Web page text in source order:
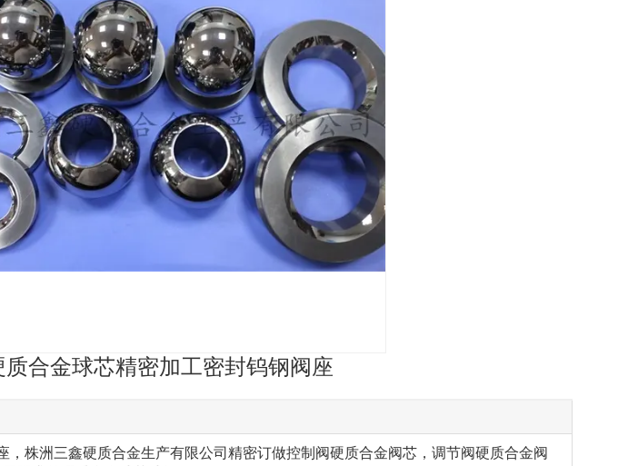
质合金球芯精密加工密封钨钢阀座
， 株洲三鑫硬质合金生产有限公司精密订做控制阀硬质合金阀芯，调节阀硬质合金阀